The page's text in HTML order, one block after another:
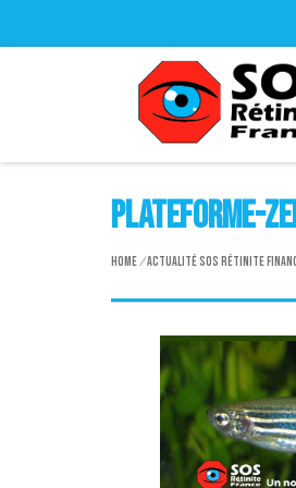
plateforme-
Home/ActualitéSOS Rétinite